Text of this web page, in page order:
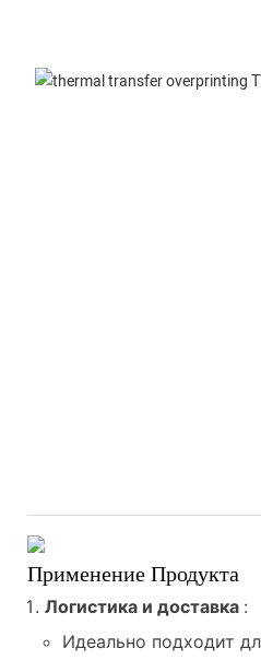
Применение Продукта
Логистика и доставка :
Идеально подходит